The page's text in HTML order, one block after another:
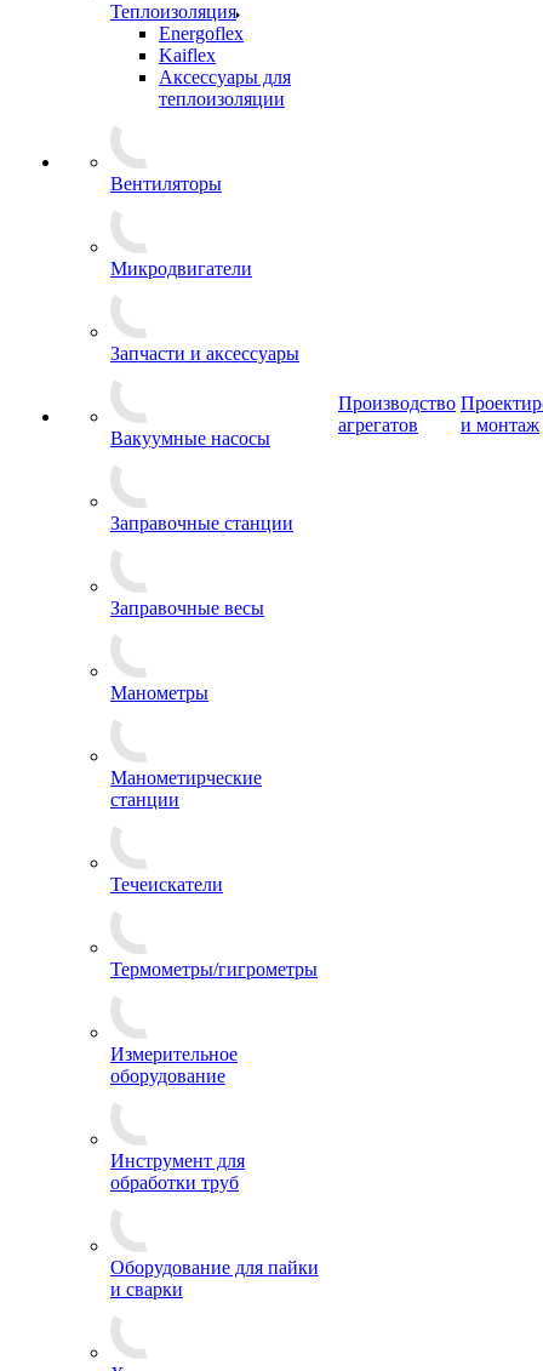
Теплоизоляция
Energoflex
Kaiflex
Аксессуары для
теплоизоляции
Вентиляторы
Микродвигатели
Запчасти и аксессуары
Вакуумные насосы
Заправочные станции
Заправочные весы
Манометры
Манометирческие
станции
Течеискатели
Термометры/гигрометры
Измерительное
оборудование
Инструмент для
обработки труб
Оборудование для пайки
и сварки
Производство
агрегатов
и монтаж